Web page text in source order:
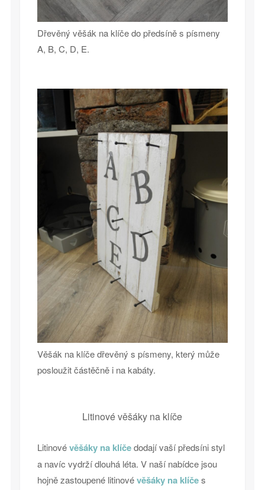
Dřevěný věšák na klíče do předsíně s písmeny
A, B, C, D, E.
Věšák na klíče dřevěný s písmeny, který může
posloužit částěčně i na kabáty.
Litinové věšáky na klíče
Litinovévěšáky na klíčedodají vaší předsíni styl
a navíc vydrží dlouhá léta. V naší nabídce jsou
hojně zastoupené litinovévěšáky na klíčes